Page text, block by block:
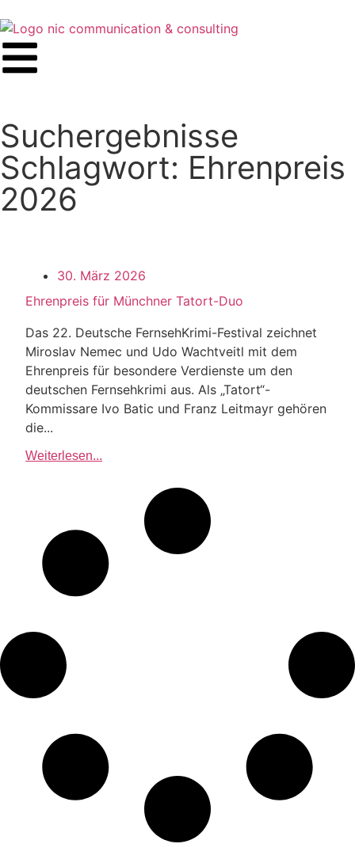
Suchergebnisse
Schlagwort: Ehrenpreis
2026
30. März 2026
Ehrenpreis für Münchner Tatort-Duo
Das 22. Deutsche FernsehKrimi-Festival zeichnet
Miroslav Nemec und Udo Wachtveitl mit dem
Ehrenpreis für besondere Verdienste um den
deutschen Fernsehkrimi aus. Als „Tatort“-
Kommissare Ivo Batic und Franz Leitmayr gehören
die...
Weiterlesen...